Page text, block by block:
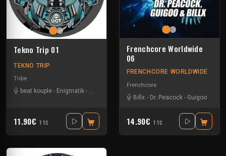
Tekno Trip 01
TEKNO TRIP
Tribe
beat kouple - Enigmatik - Guigoo
11.90€ TTC
Frenchcore Worldwide
06
FRENCHCORE WORLDWIDE
Frenchcore
Billx - Dr. Peacock - Guigoo
14.90€ TTC